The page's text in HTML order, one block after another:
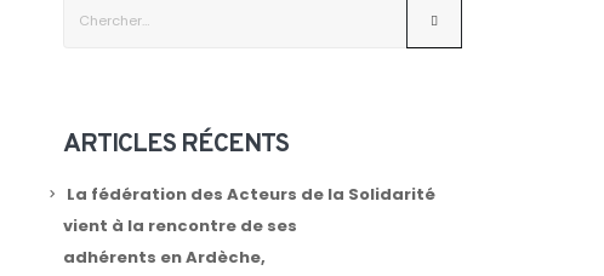
ARTICLES RÉCENTS
La fédération des Acteurs de la Solidarité
vient à la rencontre de ses
adhérents en Ardèche,